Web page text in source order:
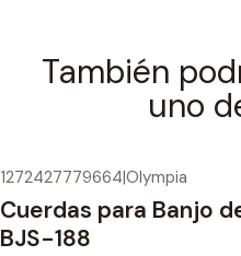
También
uno
1272427779664|Olympia
Cuerdas para Banjo
BJS-188